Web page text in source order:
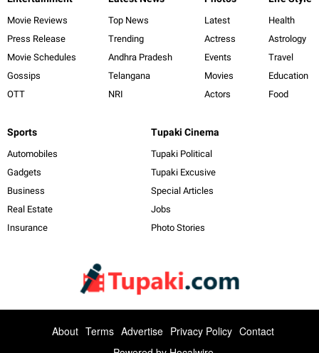
Movie Reviews
Press Release
Movie Schedules
Gossips
OTT
Top News
Trending
Andhra Pradesh
Telangana
NRI
Latest
Actress
Events
Movies
Actors
Health
Astrology
Travel
Education
Food
Sports
Automobiles
Gadgets
Business
Real Estate
Insurance
Tupaki Cinema
Tupaki Political
Tupaki Excusive
Special Articles
Jobs
Photo Stories
About Terms Advertise Privacy Policy Contact